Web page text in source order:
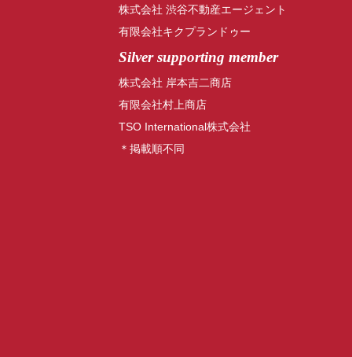
株式会社 渋谷不動産エージェント
有限会社キクプランドゥー
Silver supporting member
株式会社 岸本吉二商店
有限会社村上商店
TSO International株式会社
＊掲載順不同